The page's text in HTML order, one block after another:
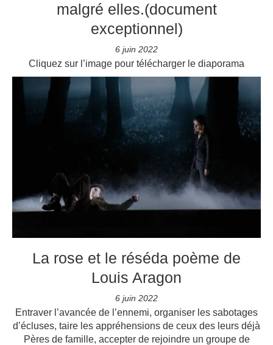
malgré elles.(document
exceptionnel)
6 juin 2022
Cliquez sur l’image pour télécharger le diaporama
La rose et le réséda poème de
Louis Aragon
6 juin 2022
Entraver l’avancée de l’ennemi, organiser les sabotages
d’écluses, taire les appréhensions de ceux des leurs déjà
Pères de famille, accepter de rejoindre un groupe de